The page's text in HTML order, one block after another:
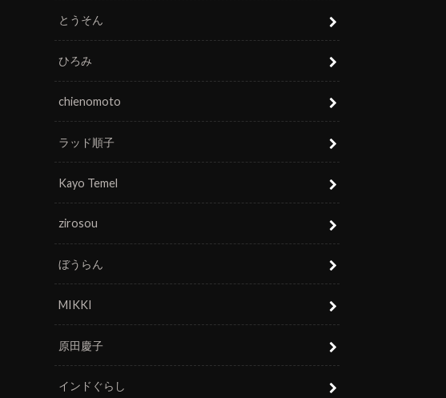
とうそん
ひろみ
chienomoto
ラッド順子
Kayo Temel
zirosou
ぼうらん
MIKKI
原田慶子
インドぐらし